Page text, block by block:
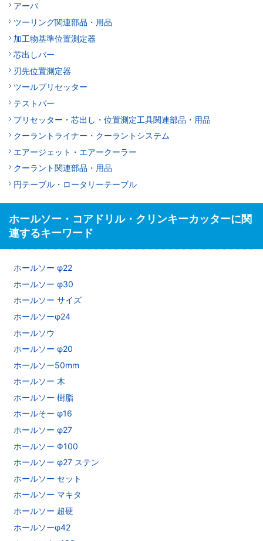
アーバ
ツーリング関連部品・用品
加工物基準位置測定器
芯出しバー
刃先位置測定器
ツールプリセッター
テストバー
プリセッター・芯出し・位置測定工具関連部品・用品
クーラントライナー・クーラントシステム
エアージェット・エアークーラー
クーラント関連部品・用品
円テーブル・ロータリーテーブル
ホールソー・コアドリル・クリンキーカッターに関
連するキーワード
ホールソー φ22
ホールソー φ30
ホールソー サイズ
ホールソーφ24
ホールソウ
ホールソー φ20
ホールソー50mm
ホールソー 木
ホールソー 樹脂
ホールそー φ16
ホールソー φ27
ホールソー Φ100
ホールソー φ27 ステン
ホールソー セット
ホールソー マキタ
ホールソー 超硬
ホールソーφ42